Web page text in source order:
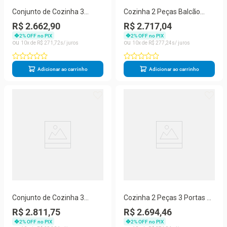
Conjunto de Cozinha 3
Peças Balcão Armário 3
Portas MDF Titânio Fosco
Amoudi Móveis
R$ 2.662,90
2% OFF no PIX
10
R$ 271 72
Adicionar ao carrinho
Cozinha 2 Peças Balcão
120CM 3 Portas 2 Gavetas
MDF Titânio Amoudi
R$ 2.717,04
2% OFF no PIX
10
R$ 277 24
Adicionar ao carrinho
Conjunto de Cozinha 3
Peças 3 Portas 2 Gavetas
MDF 120CM Titânio Amoudi
R$ 2.811,75
2% OFF no PIX
Cozinha 2 Peças 3 Portas 2
Gavetas MDF Titânio Fosco
Amoudi Móveis
R$ 2.694,46
2% OFF no PIX